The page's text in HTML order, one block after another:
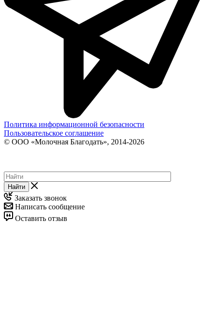
Политика информационной безопасности
Пользовательское соглашение
© ООО «Молочная Благодать», 2014-2026
Найти
Заказать звонок
Написать сообщение
Оставить отзыв